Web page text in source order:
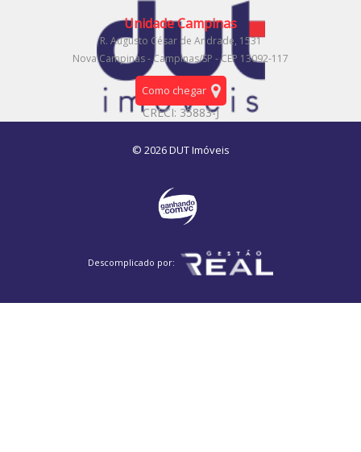
CRECI: 35883-J
Unidade Campinas
R. Augusto César de Andrade, 1531
Nova Campinas - Campinas/SP - CEP 13092-117
Como chegar
© 2026 DUT Imóveis
Descomplicado por: